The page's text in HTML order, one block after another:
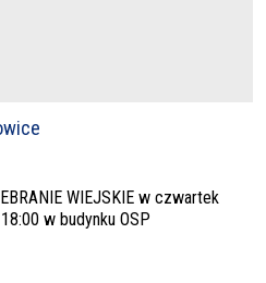
WIEJSKIE w czwartek
w budynku OSP